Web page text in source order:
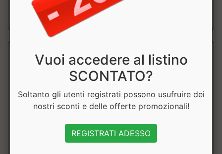
a partire da € 29.50
Vuoi accedere al listino
SCONTATO?
Soltanto gli utenti registrati possono usufruire dei
nostri sconti e delle offerte promozionali!
REGISTRATI ADESSO